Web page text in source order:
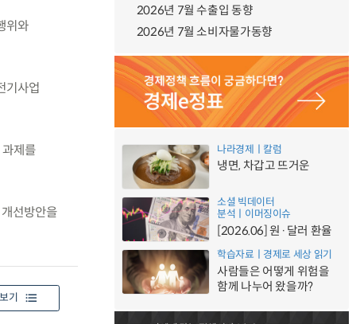
위와
기사업
제를
선방안을
기
2026년 7월 수출입 동향
2026년 7월 소비자물가동향
나라경제ㅣ칼럼
냉면, 차갑고 뜨거운
소셜 빅데이터
분석ㅣ이머징이슈
[2026.06] 원·달러 환율
학습자료ㅣ경제로 세상 읽기
사람들은 어떻게 위험을
함께 나누어 왔을까?